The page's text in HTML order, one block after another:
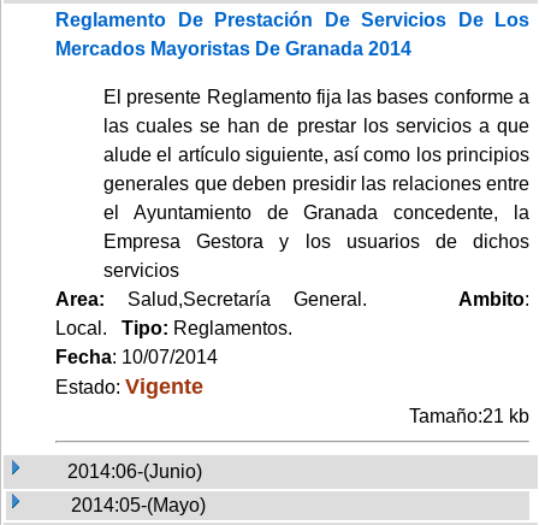
Reglamento De Prestación De Servicios De Los
Mercados Mayoristas De Granada 2014
El presente Reglamento fija las bases conforme a
las cuales se han de prestar los servicios a que
alude el artículo siguiente, así como los principios
generales que deben presidir las relaciones entre
el Ayuntamiento de Granada concedente, la
Empresa Gestora y los usuarios de dichos
servicios
Area: Salud,Secretaría General. Ambito:
Local. Tipo: Reglamentos.
Fecha: 10/07/2014
Estado: Vigente
Tamaño:21 kb
2014:06-(Junio)
2014:05-(Mayo)